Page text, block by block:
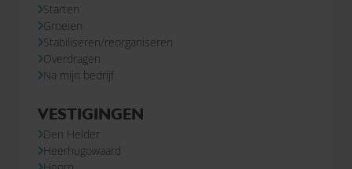
Starten
Groeien
Stabiliseren/reorganiseren
Overdragen
Na mijn bedrijf
VESTIGINGEN
Den Helder
Heerhugowaard